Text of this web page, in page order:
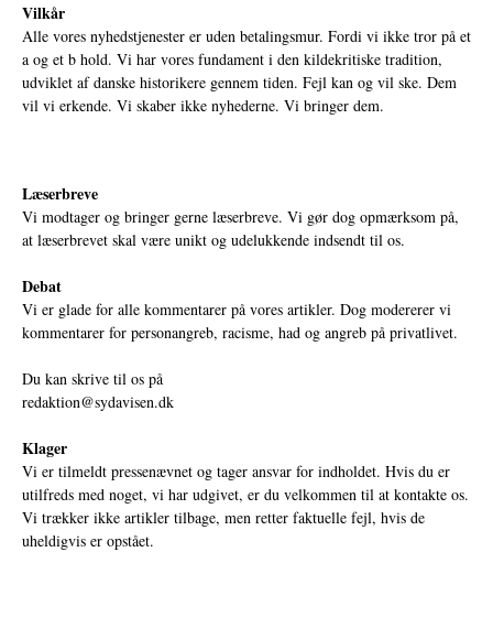
Vilkår
Alle vores nyhedstjenester er uden betalingsmur. Fordi vi ikke tror på et
a og et b hold. Vi har vores fundament i den kildekritiske tradition,
udviklet af danske historikere gennem tiden. Fejl kan og vil ske. Dem
vil vi erkende. Vi skaber ikke nyhederne. Vi bringer dem.
Læserbreve
Vi modtager og bringer gerne læserbreve. Vi gør dog opmærksom på,
at læserbrevet skal være unikt og udelukkende indsendt til os.
Debat
Vi er glade for alle kommentarer på vores artikler. Dog modererer vi
kommentarer for personangreb, racisme, had og angreb på privatlivet.
Du kan skrive til os på
redaktion@sydavisen.dk
Klager
Vi er tilmeldt pressenævnet og tager ansvar for indholdet. Hvis du er
utilfreds med noget, vi har udgivet, er du velkommen til at kontakte os.
Vi trækker ikke artikler tilbage, men retter faktuelle fejl, hvis de
uheldigvis er opstået.